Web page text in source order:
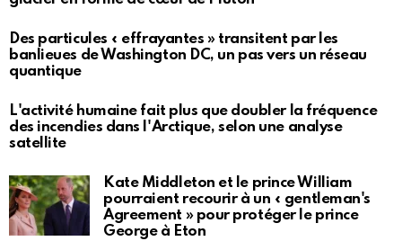
Des particules « effrayantes » transitent par les
banlieues de Washington DC, un pas vers un réseau
quantique
L'activité humaine fait plus que doubler la fréquence
des incendies dans l'Arctique, selon une analyse
satellite
Kate Middleton et le prince William
pourraient recourir à un « gentleman's
Agreement » pour protéger le prince
George à Eton